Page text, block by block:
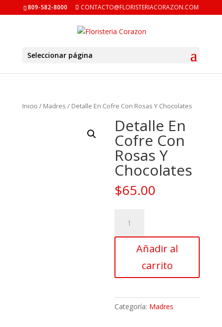
809-582-8000 CONTACTO@FLORISTERIACORAZON.COM
Seleccionar página
Inicio / Madres / Detalle En Cofre Con Rosas Y Chocolates
Detalle En
Cofre Con
Rosas Y
Chocolates
$65.00
Cofre
Añadir al
carrito
Categoría: Madres